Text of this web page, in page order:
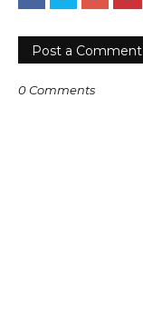
Post a Comment
0 Comments